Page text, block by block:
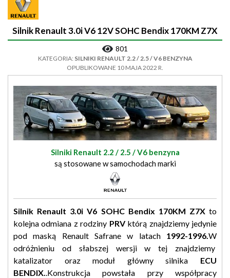
Silnik Renault 3.0i V6 12V SOHC Bendix 170KM Z7X
801
KATEGORIA: SILNIKI RENAULT 2.2 / 2.5 / V6 BENZYNA
OPUBLIKOWANE 10 MAJA 2022 R.
Silniki Renault 2.2 / 2.5 / V6 benzyna
są stosowane w samochodach marki
Silnik Renault 3.0i V6 SOHC Bendix 170KM Z7X to
kolejna odmiana z rodziny PRVktórą znajdziemy jedynie
pod maską Renault Safrane w latach 1992-1996. W
odróżnieniu od słabszej wersji w tej znajdziemy
katalizator oraz moduł główny silnika ECU
BENDIX. .Konstrukcja powstała przy współpracy